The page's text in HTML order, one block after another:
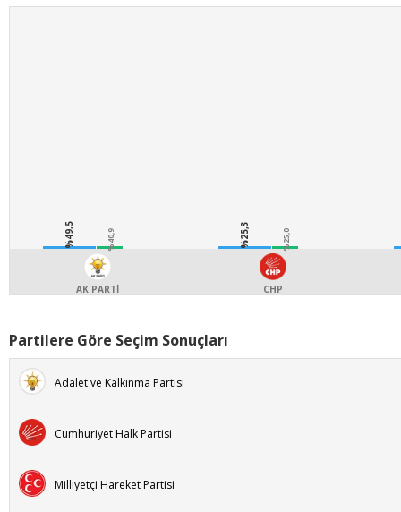
%49,5 %40,9
AK PARTİ
%25,3 %25,0
CHP
Partilere Göre Seçim Sonuçları
Adalet ve Kalkınma Partisi
Cumhuriyet Halk Partisi
Milliyetçi Hareket Partisi